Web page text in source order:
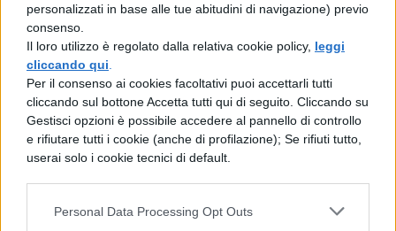
personalizzati in base alle tue abitudini di navigazione) previo
consenso.
Il loro utilizzo è regolato dalla relativa cookie policy, leggi
cliccando qui
Per il consenso ai cookies facoltativi puoi accettarli tutti
cliccando sul bottone Accetta tutti qui di seguito. Cliccando su
Gestisci opzioni è possibile accedere al pannello di controllo
e rifiutare tutti i cookie (anche di profilazione); Se rifiuti tutto,
userai solo i cookie tecnici di default.
Personal Data Processing Opt Outs
fondo, perché fidarsi non è facile”
Un’opera che rispecchia la società attuale,
contestualizzata nella realtà di oggi, dove la
differenza di età in amore non desta più
scandalo, ma a volte risulta anche di moda.
Nella colonna sonora compare anche una
canzone diSkinscritta apposta per il film:
si intitola“Tear down these houses”
Salom, aiuto regista in Parlami d’amore.